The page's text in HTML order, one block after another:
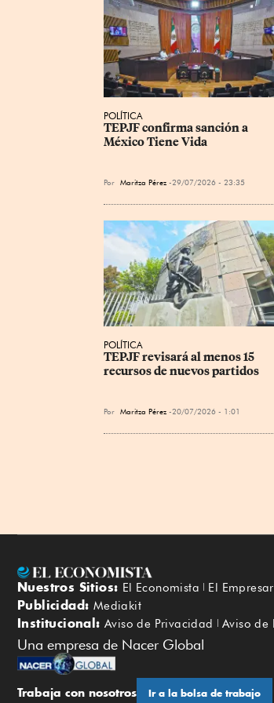
POLÍTICA
TEPJF confirma sanción a
México Tiene Vida
Por Maritza Pérez 29/07/2026 - 23:35
POLÍTICA
TEPJF revisará al menos 15
recursos de nuevos partidos
Por Maritza Pérez 20/07/2026 - 1:01
Nuestros Sitios: El Economista El
Publicidad: Mediakit
Institucional: Aviso de Privacidad Aviso de
Una empresa de Nacer Global
Trabaja con nosotros Ir a la bolsa de trabajo